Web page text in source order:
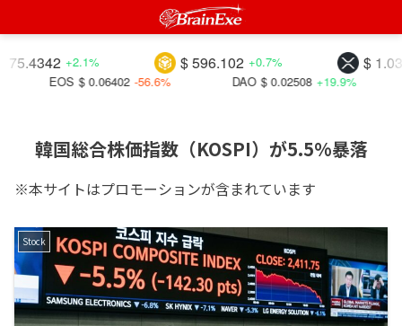
$ 1.03840
$ 596.102 +0.7%
+2.1%
$ 0.02508 +19.9%
$ 0.06402 -56.6%
韓国総合株価指数（KOSPI）が5.5%暴落
※本サイトはプロモーションが含まれています
Stock